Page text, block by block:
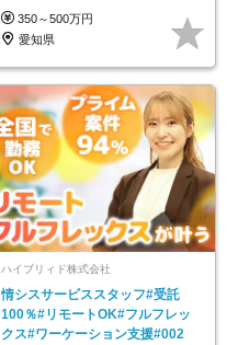
長期連休あり
350～500万円
愛知県
ハイブリィド株式会社
情シスサービススタッフ#受託
100％#リモートOK#フルフレッ
クス#ワーケーション支援#002